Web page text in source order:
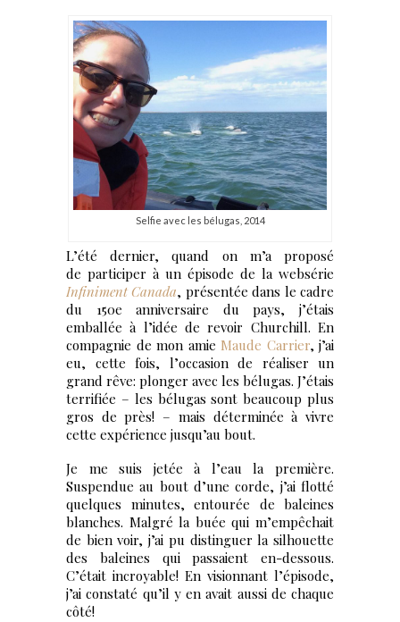
Selfie avec les bélugas, 2014
L’été dernier, quand on m’a proposé
de participer à un épisode de la websérie
Infiniment Canada, présentée dans le cadre
du 150e anniversaire du pays, j’étais
emballée à l’idée de revoir Churchill. En
compagnie de mon amie Maude Carrier, j’ai
eu, cette fois, l’occasion de réaliser un
grand rêve: plonger avec les bélugas. J’étais
terrifiée – les bélugas sont beaucoup plus
gros de près! – mais déterminée à vivre
cette expérience jusqu’au bout.
Je me suis jetée à l’eau la première.
Suspendue au bout d’une corde, j’ai flotté
quelques minutes, entourée de baleines
blanches. Malgré la buée qui m’empêchait
de bien voir, j’ai pu distinguer la silhouette
des baleines qui passaient en-dessous.
C’était incroyable! En visionnant l’épisode,
j’ai constaté qu’il y en avait aussi de chaque
côté!